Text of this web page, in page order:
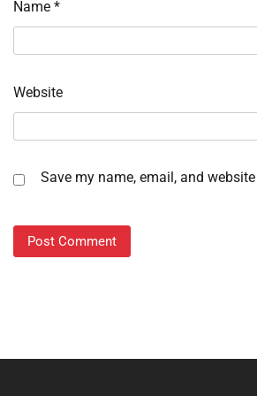
Name *
Website
Save my name, email, and